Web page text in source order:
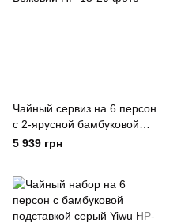
Чайный сервиз на 6 персон
с 2-ярусной бамбуковой
подставкой Yiwu Бежевий
5 939 грн